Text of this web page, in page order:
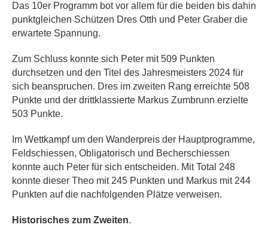
Das 10er Programm bot vor allem für die beiden bis dahin
punktgleichen Schützen Dres Otth und Peter Graber die
erwartete Spannung.
Zum Schluss konnte sich Peter mit 509 Punkten
durchsetzen und den Titel des Jahresmeisters 2024 für
sich beanspruchen. Dres im zweiten Rang erreichte 508
Punkte und der drittklassierte Markus Zumbrunn erzielte
503 Punkte.
Im Wettkampf um den Wanderpreis der Hauptprogramme,
Feldschiessen, Obligatorisch und Becherschiessen
konnte auch Peter für sich entscheiden. Mit Total 248
konnte dieser Theo mit 245 Punkten und Markus mit 244
Punkten auf die nachfolgenden Plätze verweisen.
Historisches zum Zweiten.